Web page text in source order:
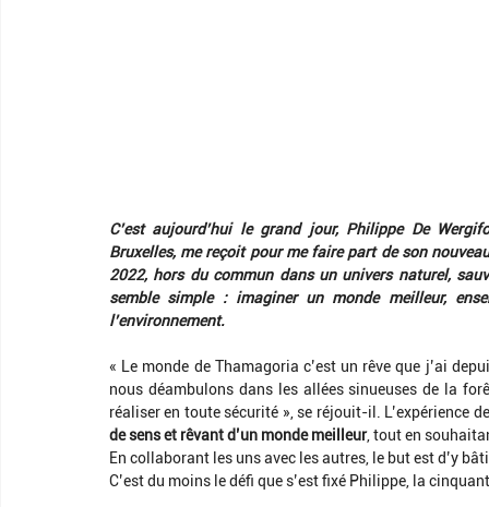
C’est aujourd’hui le grand jour, Philippe De
Bruxelles, me reçoit pour me faire part de son
2022, hors du commun dans un univers naturel,
semble simple : imaginer un monde meilleur,
l’environnement.
« Le monde de Thamagoria c’est un rêve que j’ai
nous déambulons dans les allées sinueuses de la
réaliser en toute sécurité », se réjouit-il. L’expérience
de sens et rêvant d’un monde meilleur, tout en
En collaborant les uns avec les autres, le but est d’y
C’est du moins le défi que s’est fixé Philippe, la